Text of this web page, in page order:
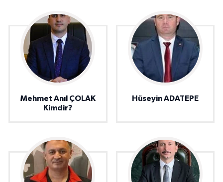
Mehmet Anıl ÇOLAK
Kimdir?
Hüseyin ADATEPE